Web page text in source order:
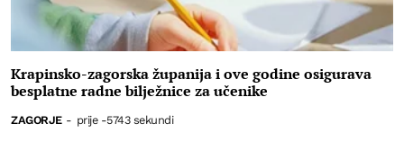
Krapinsko-zagorska županija i ove godine osigurava
besplatne radne bilježnice za učenike
ZAGORJE - prije -5743 sekundi